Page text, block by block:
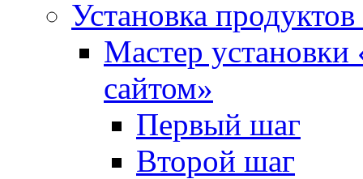
Установка
Мастер
сайтом»
Первый шаг
Второй шаг